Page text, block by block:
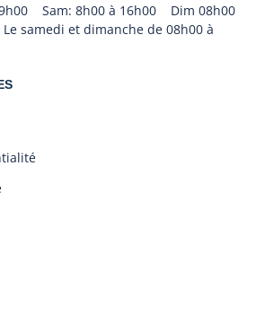
Sam: 8h00 à 16h00 Dim 08h00
samedi et dimanche de 08h00 à